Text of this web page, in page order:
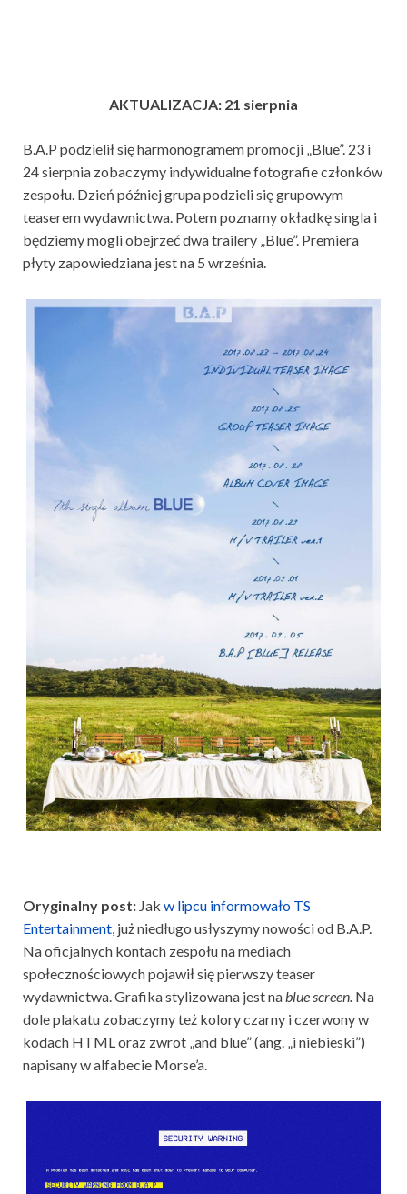
AKTUALIZACJA: 21 sierpnia
B.A.P podzielił się harmonogramem promocji „Blue”. 23 i
24 sierpnia zobaczymy indywidualne fotografie członków
zespołu. Dzień później grupa podzieli się grupowym
teaserem wydawnictwa. Potem poznamy okładkę singla i
będziemy mogli obejrzeć dwa trailery „Blue”. Premiera
płyty zapowiedziana jest na 5 września.
Oryginalny post: Jak w lipcu informowało TS
Entertainment, już niedługo usłyszymy nowości od B.A.P.
Na oficjalnych kontach zespołu na mediach
społecznościowych pojawił się pierwszy teaser
wydawnictwa. Grafika stylizowana jest nablue screen. Na
dole plakatu zobaczymy też kolory czarny i czerwony w
kodach HTML oraz zwrot „and blue” (ang. „i niebieski”)
napisany w alfabecie Morse’a.